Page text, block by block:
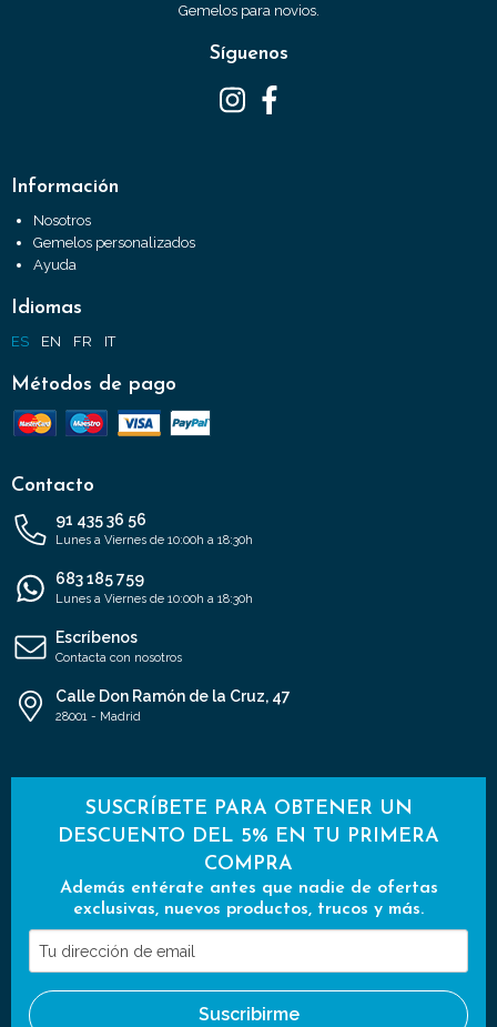
Gemelos para novios.
Síguenos
Información
Nosotros
Gemelos personalizados
Ayuda
Idiomas
ES EN FR IT
Métodos de pago
Contacto
91 435 36 56
Lunes a Viernes de 10:00h a 18:30h
683 185 759
Lunes a Viernes de 10:00h a 18:30h
Escríbenos
Contacta con nosotros
Calle Don Ramón de la Cruz, 47
28001 - Madrid
SUSCRÍBETE PARA OBTENER UN
DESCUENTO DEL 5% EN TU PRIMERA
COMPRA
Además entérate antes que nadie de ofertas
exclusivas, nuevos productos, trucos y más.
Tu
dirección
de
Suscribirme